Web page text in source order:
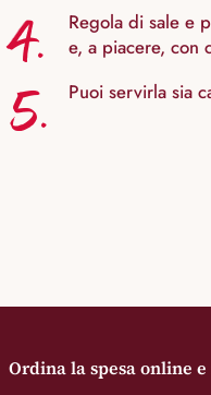
4.
Regola di sale e
e, a piacere, con
5. Puoi servirla sia
Ordina la spesa online